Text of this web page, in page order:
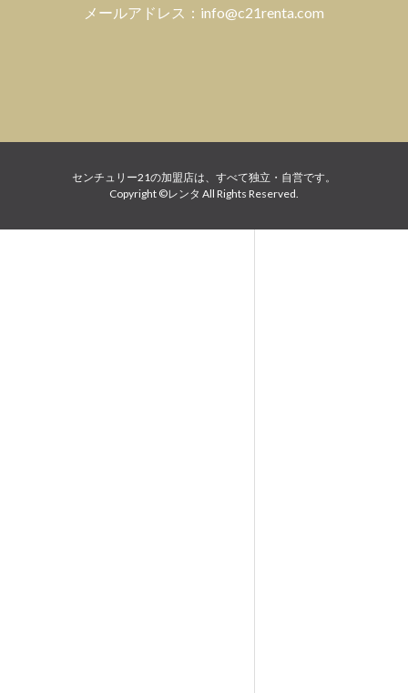
メールアドレス：info@c21renta.com
センチュリー21の加盟店は、すべて独立・自営です。
Copyright ©レンタ All Rights Reserved.